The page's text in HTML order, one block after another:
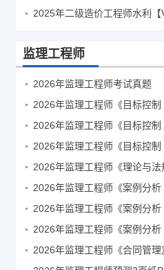
2025年二级造价工程师水利【
监理工程师
2026年监理工程师考试真题